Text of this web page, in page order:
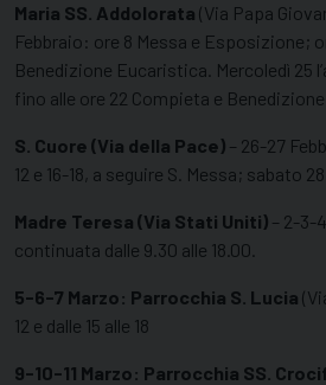
Maria SS. Addolorata (Via Papa
Febbraio: ore 8 Messa e Esposizione;
Benedizione Eucaristica. Mercoledì 25
fino alle ore 22 Compieta e
S. Cuore (Via della Pace) – 26-27
12 e 16-18, a seguire S. Messa; sabato
Madre Teresa (Via Stati Uniti) – 2-3-
continuata dalle 9.30 alle 18.00.
5-6-7 Marzo: Parrocchia S. Lucia
12 e dalle 15 alle 18
9-10-11 Marzo: Parrocchia SS.